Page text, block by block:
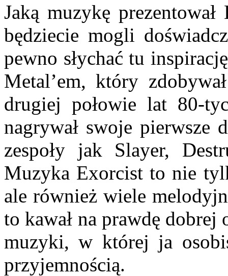
Jaką muzykę
będziecie mogli
pewno słychać tu
Metal’em, który
drugiej połowie lat 80-
nagrywał swoje
zespoły jak Slayer,
Muzyka Exorcist to nie
ale również wiele
to kawał na prawdę
muzyki, w której ja
przyjemnością.